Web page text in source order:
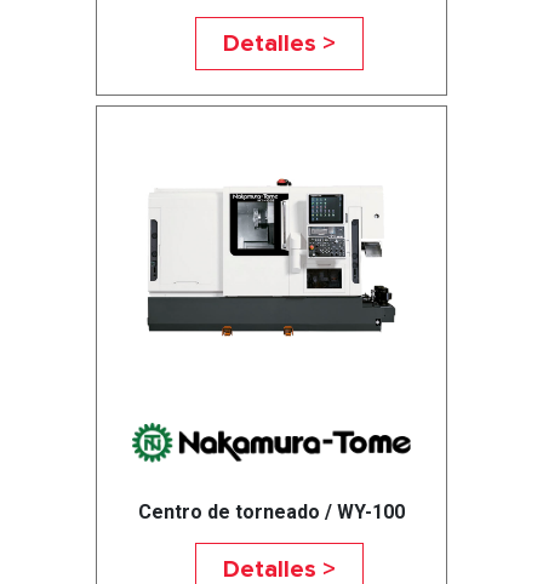
Detalles >
Centro de torneado / WY-100
Detalles >